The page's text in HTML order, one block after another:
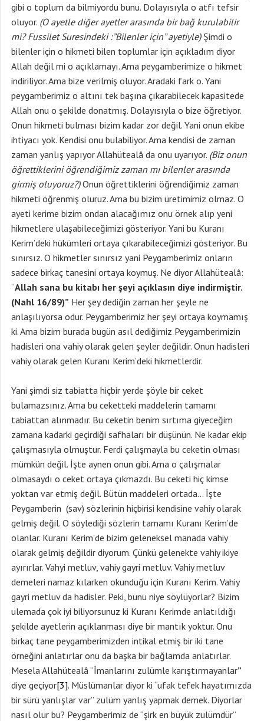
gibi o toplum da bilmiyordu bunu. Dolayısıyla o atfı tefsir
oluyor. (O ayetle diğer ayetler arasında bir bağ kurulabilir
mi? Fussilet Suresindeki :”Bilenler için” ayetiyle)Şimdi o
bilenler için o hikmeti bilen toplumlar için açıkladım diyor
Allah değil mi o açıklamayı. Ama peygamberimize o hikmet
indiriliyor. Ama bize verilmiş oluyor. Aradaki fark o. Yani
peygamberimiz o altını tek başına çıkarabilecek kapasitede
Allah onu o şekilde donatmış. Dolayısıyla o bize öğretiyor.
Onun hikmeti bulması bizim kadar zor değil. Yani onun ekibe
ihtiyacı yok. Kendisi onu bulabiliyor. Ama kendisi de zaman
zaman yanlış yapıyor Allahütealâ da onu uyarıyor. (Biz onun
öğrettiklerini öğrendiğimiz zaman mı bilenler arasında
girmiş oluyoruz?)Onun öğrettiklerini öğrendiğimiz zaman
hikmeti öğrenmiş oluruz. Ama bu bizim üretimimiz olmaz. O
ayeti kerime bizim ondan alacağımız onu örnek alıp yeni
hikmetlere ulaşabileceğimizi gösteriyor. Yani bu Kuranı
Kerim’deki hükümleri ortaya çıkarabileceğimizi gösteriyor. Bu
sınırsız. O hikmetler sınırsız yani Peygamberimiz onların
sadece birkaç tanesini ortaya koymuş. Ne diyor Allahütealâ:
“Allah sana bu kitabı her şeyi açıklasın diye indirmiştir.
(Nahl 16/89)” Her şey dediğin zaman her şeyle ne
anlaşılıyorsa odur. Peygamberimiz her şeyi ortaya koymamış
ki. Ama bizim burada bugün asıl dediğimiz Peygamberimizin
hadisleri ona vahiy olarak gelen şeyler değildir. Onun hadisleri
vahiy olarak gelen Kuranı Kerim’deki hikmetlerdir.
Yani şimdi siz tabiatta hiçbir yerde şöyle bir ceket
bulamazsınız. Ama bu ceketteki maddelerin tamamı
tabiattan alınmadır. Bu ceketin benim sırtıma giyeceğim
zamana kadarki geçirdiği safhaları bir düşünün. Ne kadar ekip
çalışmasıyla olmuştur. Ferdi çalışmayla bu ceketin olması
mümkün değil. İşte aynen onun gibi. Ama o çalışmalar
olmasaydı o ceket ortaya çıkmazdı. Bu ceketi hiç kimse
yoktan var etmiş değil. Bütün maddeleri ortada… İşte
Peygamberin (sav) sözlerinin hiçbirisi kendisine vahiy olarak
gelmiş değil. O söylediği sözlerin tamamı Kuranı Kerim’de
olanlar. Kuranı Kerim’de bizim geleneksel manada vahiy
olarak gelmiş değildir diyorum. Çünkü gelenekte vahiy ikiye
ayırırlar. Vahyi metluv, vahiy gayri metluv. Vahiy metluv
demeleri namaz kılarken okunduğu için Kuranı Kerim. Vahiy
gayri metluv da hadisler. Peki, bunu niye söylüyorlar? Bizim
ulemada çok iyi biliyorsunuz ki Kuranı Kerimde anlatıldığı
şekilde ayetlerin açıklanması diye bir mantık yoktur. Onu
birkaç tane peygamberimizden intikal etmiş bir iki tane
örneğini anlatırlar onu da başka bir bağlamda anlatırlar.
Mesela Allahütealâ “İmanlarını zulümle karıştırmayanlar”
diye geçiyor[3]. Müslümanlar diyor ki “ufak tefek hayatımızda
bir sürü yanlışlar var” zulüm yanlış yapmak demek. Diyorlar
nasıl olur bu? Peygamberimiz de “şirk en büyük zulümdür”